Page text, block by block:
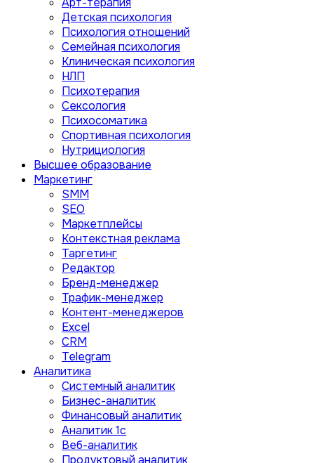
Детская психология
Психология отношений
Семейная психология
Клиническая психология
НЛП
Психотерапия
Сексология
Психосоматика
Спортивная психология
Нутрициология
Высшее образование
Маркетинг
SMM
SEO
Маркетплейсы
Контекстная реклама
Таргетинг
Редактор
Бренд-менеджер
Трафик-менеджер
Контент-менеджеров
Excel
CRM
Telegram
Аналитика
Системный аналитик
Бизнес-аналитик
Финансовый аналитик
Aналитик 1с
Веб-аналитик
Продуктовый аналитик